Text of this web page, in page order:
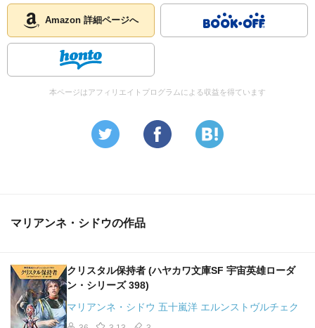
Amazon 詳細ページへ
本ページはアフィリエイトプログラムによる収益を得ています
マリアンネ・シドウの作品
クリスタル保持者 (ハヤカワ文庫SF 宇宙英雄ローダ
ン・シリーズ 398)
マリアンネ・シドウ 五十嵐洋 エルンストヴルチェク